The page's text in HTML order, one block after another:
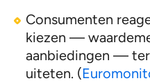
Consumenten
kiezen —
aanbiedingen —
uiteten. (